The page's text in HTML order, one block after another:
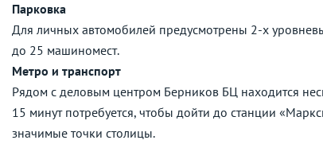
Парковка
Для личных автомобилей предусмотрены 2-х
до 25 машиномест.
Метро и транспорт
Рядом с деловым центром Берников БЦ находится
15 минут потребуется, чтобы дойти до станции
значимые точки столицы.